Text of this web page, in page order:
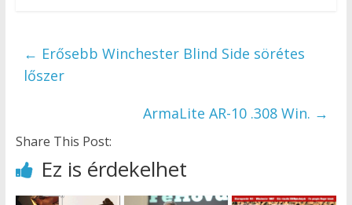
← Erősebb Winchester Blind Side sörétes
lőszer
ArmaLite AR-10 .308 Win. →
Share This Post:
Ez is érdekelhet